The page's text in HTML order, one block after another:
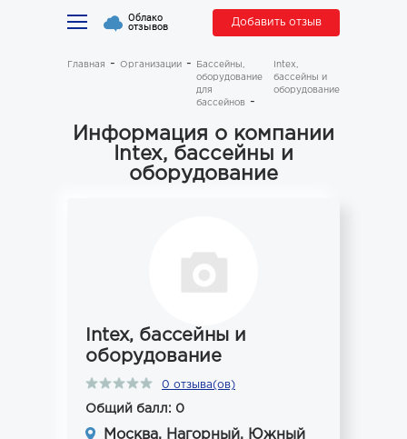
Облако
отзывов Добавить отзыв
Главная Организации
Бассейны,
оборудование
для
бассейнов
Intex,
бассейны и
оборудование
Информация о компании
Intex, бассейны и
оборудование
Intex, бассейны и
оборудование
0 отзыва(ов)
Общий балл: 0
Москва, Нагорный, Южный